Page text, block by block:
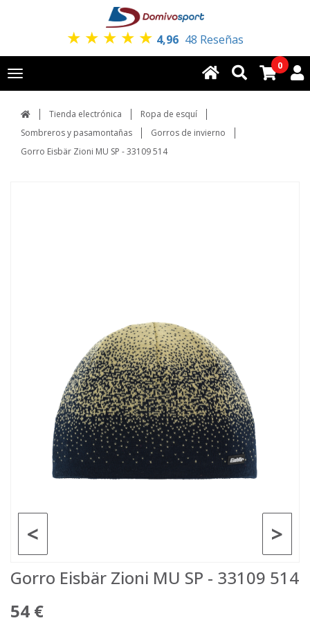
★ ★ ★ ★ ★ 4,96 48 Reseñas
Toggle
navigation
0
Tienda electrónica
Ropa de esquí
Sombreros y pasamontañas
Gorros de invierno
Gorro Eisbär Zioni MU SP - 33109 514
>
<
Gorro Eisbär Zioni MU SP - 33109 514
54 €